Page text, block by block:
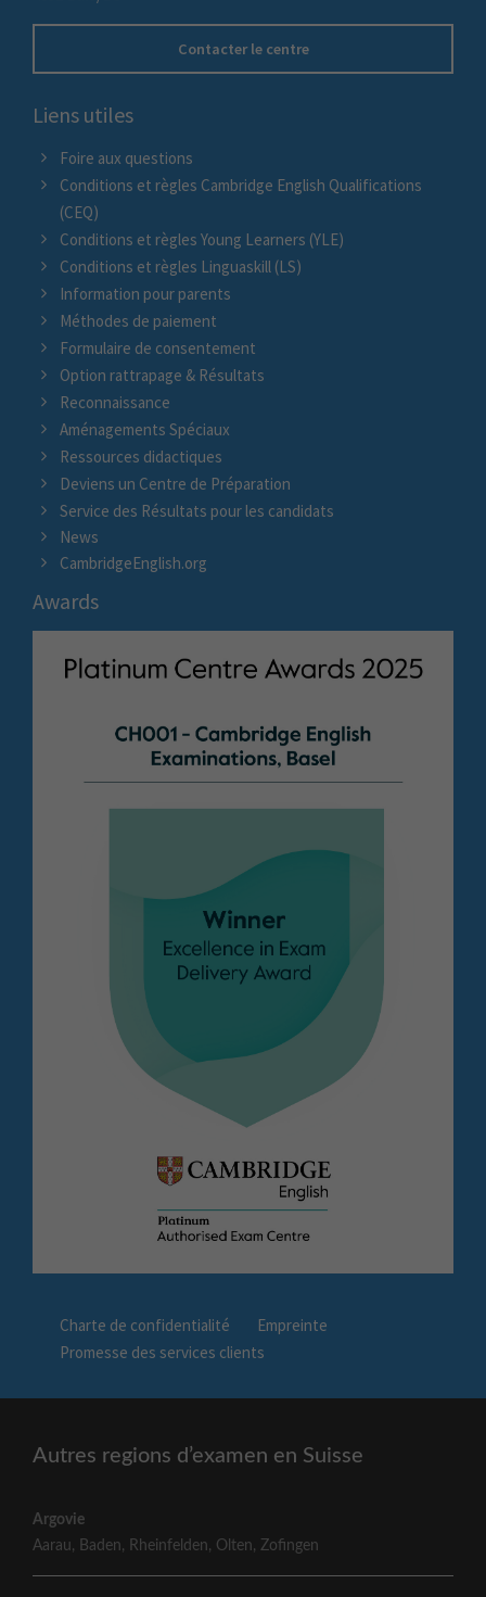
Contacter le centre
Liens utiles
Foire aux questions
Conditions et règles Cambridge English Qualifications
(CEQ)
Conditions et règles Young Learners (YLE)
Conditions et règles Linguaskill (LS)
Information pour parents
Méthodes de paiement
Formulaire de consentement
Option rattrapage & Résultats
Reconnaissance
Aménagements Spéciaux
Ressources didactiques
Deviens un Centre de Préparation
Service des Résultats pour les candidats
News
CambridgeEnglish.org
Awards
Charte de confidentialité
Empreinte
Promesse des services clients
Autres regions d’examen en Suisse
Argovie
Aarau, Baden, Rheinfelden, Olten,Zofingen